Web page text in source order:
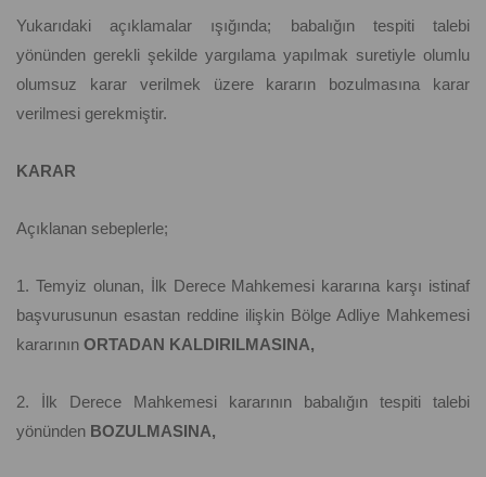
Yukarıdaki açıklamalar ışığında; babalığın tespiti talebi
yönünden gerekli şekilde yargılama yapılmak suretiyle olumlu
olumsuz karar verilmek üzere kararın bozulmasına karar
verilmesi gerekmiştir.
KARAR
Açıklanan sebeplerle;
1. Temyiz olunan, İlk Derece Mahkemesi kararına karşı istinaf
başvurusunun esastan reddine ilişkin Bölge Adliye Mahkemesi
kararının ORTADAN KALDIRILMASINA,
2. İlk Derece Mahkemesi kararının babalığın tespiti talebi
yönünden BOZULMASINA,